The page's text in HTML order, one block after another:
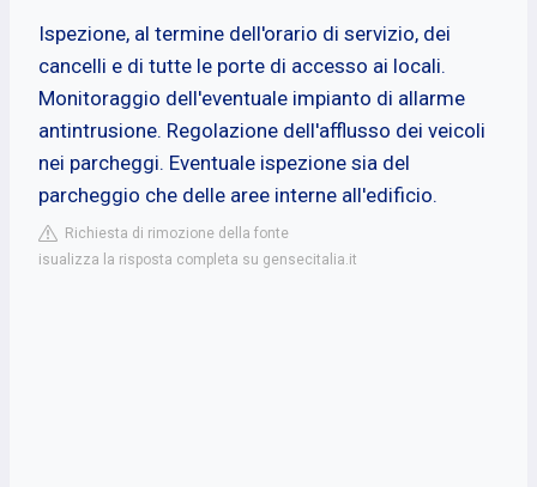
Ispezione, al termine dell'orario di servizio, dei
cancelli e di tutte le porte di accesso ai locali.
Monitoraggio dell'eventuale impianto di allarme
antintrusione. Regolazione dell'afflusso dei veicoli
nei parcheggi. Eventuale ispezione sia del
parcheggio che delle aree interne all'edificio.
Richiesta di rimozione della fonte
isualizza la risposta completa su gensecitalia.it